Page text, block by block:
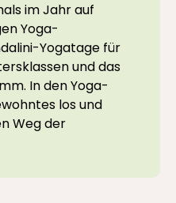
im Jahr auf
Yoga-
Yogatage für
und das
In den Yoga-
los und
Weg der